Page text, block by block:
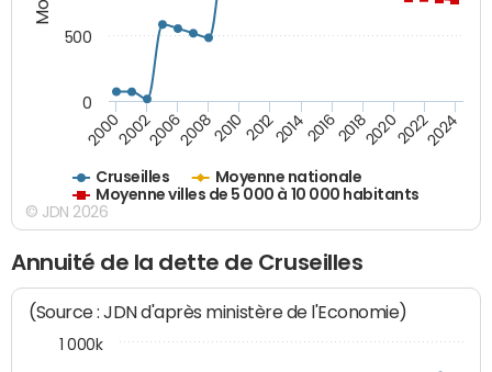
Cruseilles
Moyenne nationale
Moyenne villes de 5 000 à 10 000 habitants
200020022006200820102012201420162018202020222024
0
500
© JDN 2026
Annuité de la dette de Cruseilles
(Source : JDN d'après ministère de l'Economie)
1 000k